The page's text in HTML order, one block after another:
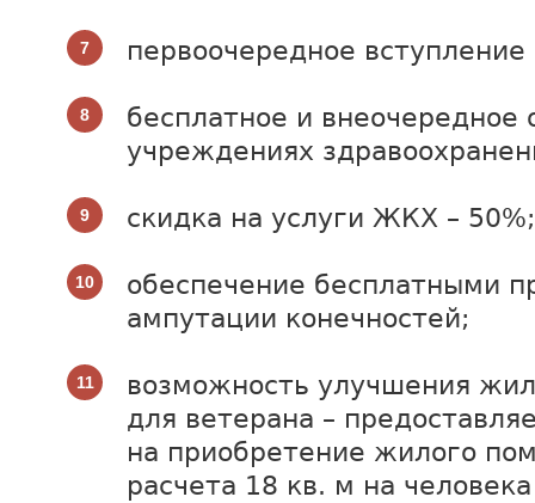
первоочередное
бесплатное и внеочередное
учреждениях
скидка на услуги ЖКХ – 50%;
обеспечение бесплатными
ампутации конечностей;
возможность улучшения
для ветерана –
на приобретение жилого
расчета 18 кв. м на